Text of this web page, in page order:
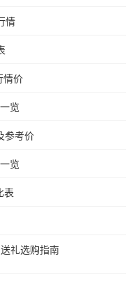
情
情价
览
参考价
览
表
礼选购指南